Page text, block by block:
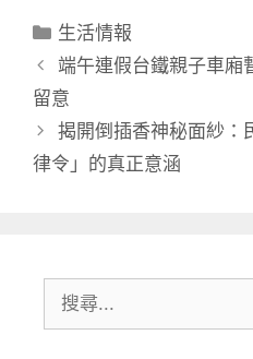
分
類
生活情報
端午連假台鐵親子車廂
留意
揭開倒插香神秘面紗：
律令」的真正意涵
尋: